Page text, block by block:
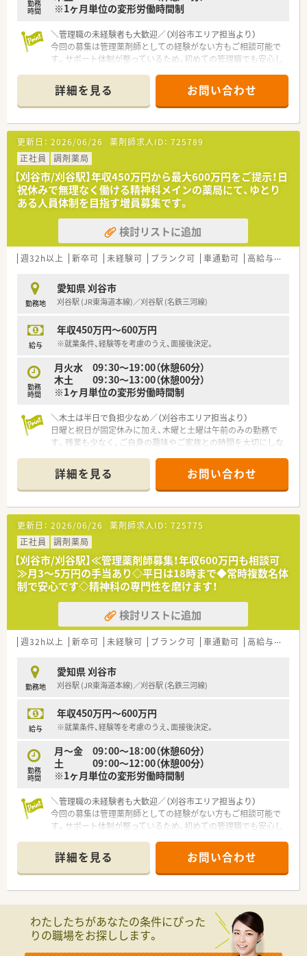
■将来的には管理薬剤師へのステップアップや、より高度な専門
勤務
時間
※1ヶ月単位の変形労働時間制
＼管理職の未経験者も大歓迎／（刈谷市エリア担当より）
今回の募集は管理薬剤師としての経験がない方もご相談可能で
す。サポート体制が整っているため、初めての管理職でも安心し
＊------------------------------------------＊
【店舗情報と応需状況について】
■刈谷駅から徒歩12分ほどの場所に立地しており、日々の通勤
にも便利なアクセス環境が魅力的な薬局です。
■近隣のクリニックより精神科の処方箋を1日に30枚から40枚
ほど応需しており、専門性を高められます。
■月曜から水曜は19時まで、木曜と土曜は13時までの開局時間
となっており、メリハリをつけて働けます。
【募集背景と求める人物像について】
■今回は店舗の体制強化および患者様へのサービス向上を目的
とした、管理薬剤師の増員による採用募集です。
■精神科領域の調剤業務に興味を持ち、スタッフと協力しながら
円滑な店舗運営を推進できる方を歓迎しています。
ての業務が初めての方もご相談が可能な求人です。
【法人特徴について】
い環境が整っています。
■地域医療への貢献を第一に掲げ、患者様お一人おひとりとの信
■従業員が長く安心して働き続けられるように、教育制度や福利
厚生の充実に力を入れている安定した法人です。
■スタッフ同士のコミュニケーションが活発で、お互いに助け合
詳細を見る お問い合わせ
更新日： 2026/06/26 薬剤師求人ID： 725789
正社員
調剤薬局
【刈谷市/刈谷駅】年収450万円から最大600万円をご提示！日
祝休みで無理なく働ける精神科メインの薬局にて、ゆとり
ある人員体制を目指す増員募集です。
検討リストに追加
週32h以上 新卒可 未経験可 ブランク可 車通勤可 高給与(600万円以上)
勤務地
愛知県 刈谷市
刈谷駅 (JR東海道本線)／刈谷駅 (名鉄三河線)
給与
年収450万円～600万円
※就業条件、経験等を考慮のうえ、面接後決定。
勤務
時間
月火水 09：30～19：00（休憩60分）
木土 09：30～13：00（休憩00分）
※1ヶ月単位の変形労働時間制
＼木土は半日で負担少なめ／（刈谷市エリア担当より）
日曜と祝日が固定休みに加え、木曜と土曜は午前のみの勤務で
す。残業も少なく、ご自身の趣味やご家族との時間を大切にしな
＊------------------------------------------＊
【店舗情報と応需状況について】
■刈谷駅から徒歩12分ほどの場所に立地しており、日々の通勤
にも便利なアクセス環境が魅力的な薬局です。
■近隣のクリニックより精神科の処方箋を1日に30枚から40枚
ほど応需しており、専門性を高められます。
■月曜から水曜は19時まで、木曜と土曜は13時までの開局時間
となっており、メリハリをつけて働けます。
【法人特徴について】
■経営者は元病院薬剤師のため、薬剤師にとってとても働きやす
い環境が整っています。
■地域医療への貢献を第一に掲げ、患者様お一人おひとりとの信
頼関係を大切にしながら薬局を運営しています。
厚生の充実に力を入れている安定した法人です。
■スタッフ同士のコミュニケーションが活発で、お互いに助け合
いながら業務を進める風通しの良い組織風土です。
【想定されるキャリアイメージ】
■入社後は先輩薬剤師の丁寧な指導を受けながら、精神科領域に
■経験を積むことで店舗の中心的な役割を担い、後輩の指導や店
舗運営のサポート業務にも携わっていけます。
■将来的には管理薬剤師へのステップアップや、より高度な専門
詳細を見る お問い合わせ
更新日： 2026/06/26 薬剤師求人ID： 725775
正社員
調剤薬局
【刈谷市/刈谷駅】≪管理薬剤師募集！年収600万円も相談可
≫月3～5万円の手当あり◇平日は18時まで◆常時複数名体
制で安心です◇精神科の専門性を磨けます！
検討リストに追加
週32h以上 新卒可 未経験可 ブランク可 車通勤可 高給与(600万円以上)
勤務地
愛知県 刈谷市
刈谷駅 (JR東海道本線)／刈谷駅 (名鉄三河線)
給与
年収450万円～600万円
※就業条件、経験等を考慮のうえ、面接後決定。
勤務
時間
月～金 09：00～18：00（休憩60分）
土 09：00～12：00（休憩00分）
※1ヶ月単位の変形労働時間制
＼管理職の未経験者も大歓迎／（刈谷市エリア担当より）
今回の募集は管理薬剤師としての経験がない方もご相談可能で
す。サポート体制が整っているため、初めての管理職でも安心し
＊------------------------------------------＊
【店舗情報と応需状況について】
■近隣の医療機関から精神科の処方箋をメインに応需しており、
■最寄りである刈谷駅から徒歩12分ほどの場所に立地してお
り、日々の通勤にも便利なアクセス環境が魅力です。
■月曜日から金曜日は18時までの開局時間となっており、土曜
日も午前中のみの営業で無理なく勤務できます。
詳細を見る お問い合わせ
わたしたちがあなたの条件にぴった
りの職場をお探しします。